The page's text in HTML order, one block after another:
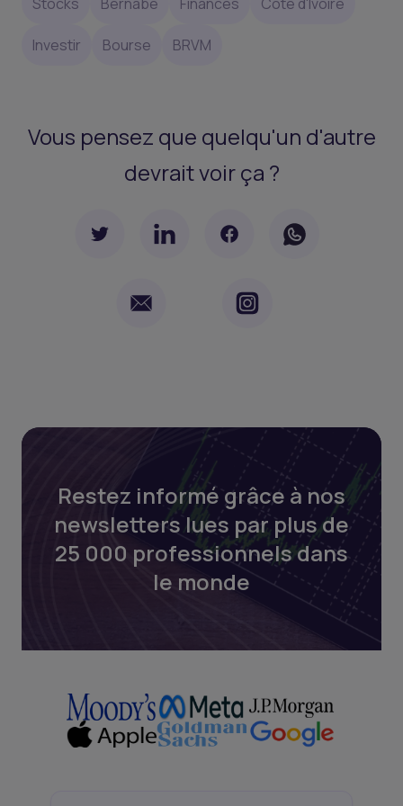
Investir Bourse BRVM
Vous pensez que quelqu'un d'autre
devrait voir ça ?
Restez informé grâce à nos
newsletters lues par plus de
25 000 professionnels dans
le monde